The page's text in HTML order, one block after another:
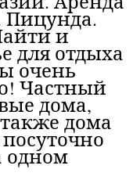
Пицунда.
и
для отдыха
очень
Частный
дома,
дома
одном